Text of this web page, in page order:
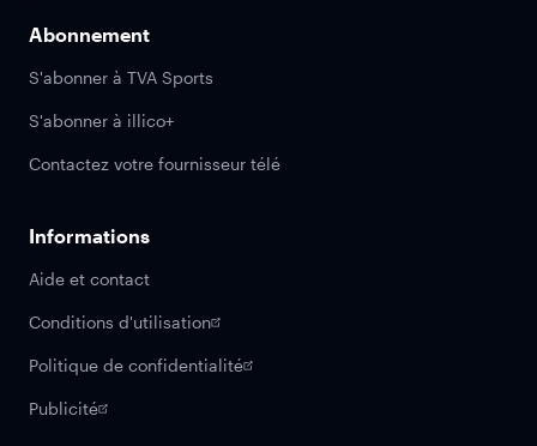
Abonnement
S'abonner à TVA Sports
S'abonner à illico+
Contactez votre fournisseur télé
Informations
Aide et contact
Conditions d'utilisation
Politique de confidentialité
Publicité